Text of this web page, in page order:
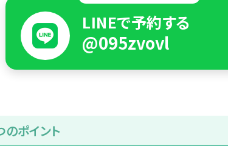
LINEで予約する
@095zvovl
ポイント